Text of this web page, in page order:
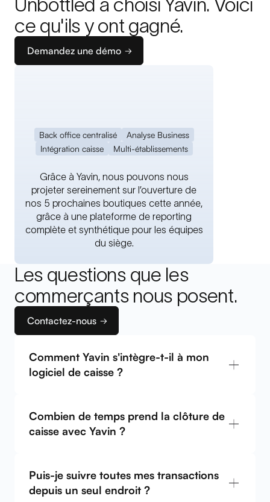
Unbottled a choisi Yavin. Voici
ce qu'ils y ont gagné.
Demandez une démo
Back office centralisé
Analyse Business
Intégration caisse
Multi-établissements
Grâce à Yavin, nous pouvons nous
projeter sereinement sur l’ouverture de
nos 5 prochaines boutiques cette année,
grâce à une plateforme de reporting
complète et synthétique pour les équipes
du siège.
BarbaraHead of Operations
Les questions que les
commerçants nous posent.
Contactez-nous
Comment Yavin s'intègre-t-il à mon
logiciel de caisse ?
Combien de temps prend la clôture de
caisse avec Yavin ?
Puis-je suivre toutes mes transactions
depuis un seul endroit ?